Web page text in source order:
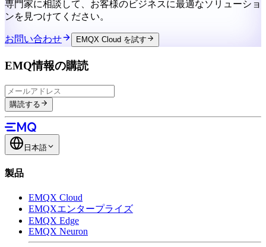
専門家に相談して、お客様のビジネスに最適なソリューショ
ンを見つけてください。
お問い合わせ EMQX Cloud を試す
EMQ情報の購読
購読する
日本語
製品
EMQX Cloud
EMQXエンタープライズ
EMQX Edge
EMQX Neuron